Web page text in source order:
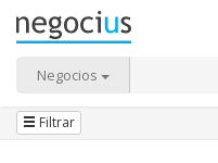
Negocios
Filtrar